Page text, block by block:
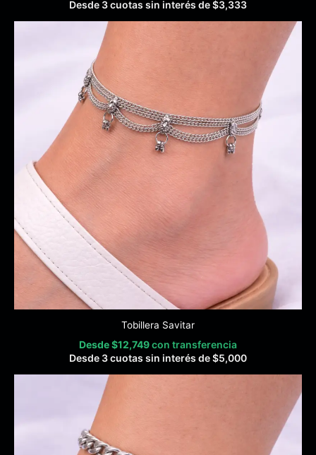
Desde 3 cuotas sin interés de$3,333
Tobillera Savitar
Desde$12,749con transferencia
Desde 3 cuotas sin interés de$5,000